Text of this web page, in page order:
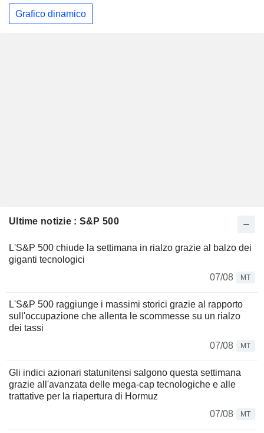
Grafico dinamico
Ultime notizie : S&P 500
L'S&P 500 chiude la settimana in rialzo grazie al balzo dei
giganti tecnologici
07/08
MT
L'S&P 500 raggiunge i massimi storici grazie al rapporto
sull'occupazione che allenta le scommesse su un rialzo
dei tassi
07/08
MT
Gli indici azionari statunitensi salgono questa settimana
grazie all'avanzata delle mega-cap tecnologiche e alle
trattative per la riapertura di Hormuz
07/08
MT